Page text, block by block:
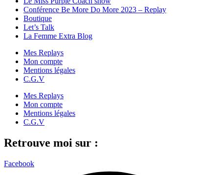
Conférence Be More Do More 2023 – Replay
Boutique
Let’s Talk
La Femme Extra Blog
Mes Replays
Mon compte
Mentions légales
C.G.V
Mes Replays
Mon compte
Mentions légales
C.G.V
Retrouve moi sur :
Facebook